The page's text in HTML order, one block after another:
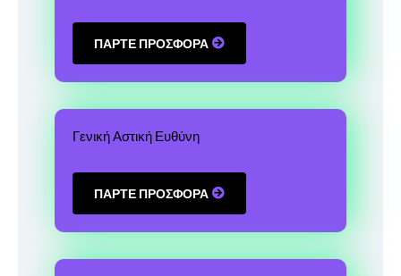
ΠΑΡΤΕ ΠΡΟΣΦΟΡΑ
Γενική Αστική Ευθύνη
ΠΑΡΤΕ ΠΡΟΣΦΟΡΑ